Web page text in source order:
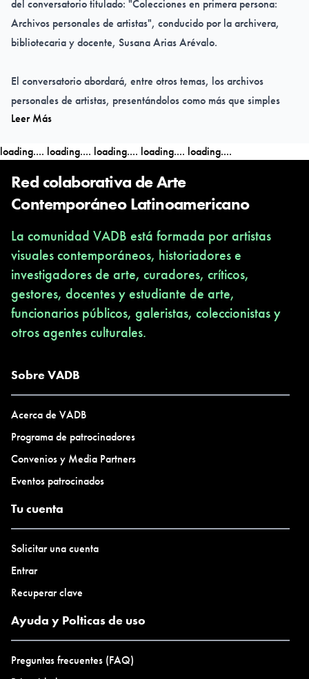
del conversatorio titulado: "Colecciones en primera persona:
Archivos personales de artistas", conducido por la archivera,
bibliotecaria y docente, Susana Arias Arévalo.
El conversatorio abordará, entre otros temas, los archivos
personales de artistas, presentándolos como más que simples
documentos; sino como testigos de su proceso creativo, su visión
estos archivos como fuentes de memoria y análisis, destacando
cómo su organización y preservación pueden potenciar la
identidad artística y el acceso al conocimiento.
¡Les esperamos!
16 de abril - 12:15 horas
Sala 1 del Departamento de Artes Plásticas UdeC
Leer Más
loading.... loading.... loading.... loading.... loading....
Red colaborativa de Arte
Contemporáneo Latinoamericano
La comunidad VADB está formada por artistas
visuales contemporáneos, historiadores e
investigadores de arte, curadores, críticos,
gestores, docentes y estudiante de arte,
funcionarios públicos, galeristas, coleccionistas y
otros agentes culturales.
Sobre VADB
Acerca de VADB
Programa de patrocinadores
Convenios y Media Partners
Eventos patrocinados
Tu cuenta
Solicitar una cuenta
Entrar
Recuperar clave
Ayuda y Polticas de uso
Preguntas frecuentes (FAQ)